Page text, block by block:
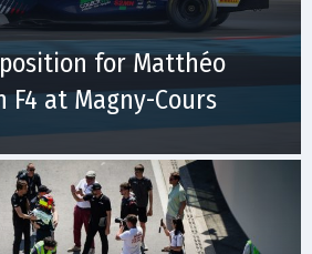
for Matthéo
F4 at Magny-Cours